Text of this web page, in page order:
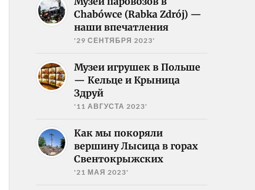
Chabówce (Rabka Zdrój) —
наши впечатления
'29 СЕНТЯБРЯ 2023'
Музеи игрушек в Польше
— Кельце и Крыница
Здруй
'11 АВГУСТА 2023'
Как мы покоряли
вершину Лысица в горах
Свентокрыжских
'21 МАЯ 2023'